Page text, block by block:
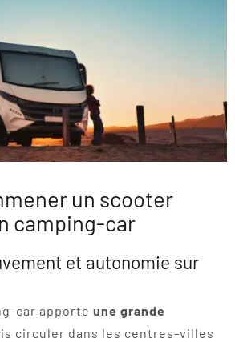
un scooter
camping-car
et autonomie sur
car apporte une grande
circuler dans les centres-villes